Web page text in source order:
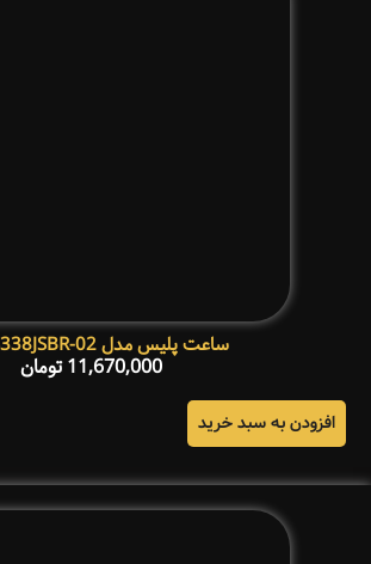
ساعت پلیس مدل PL.14338JSBR-02
11,670,000 تومان
افزودن به سبد خرید